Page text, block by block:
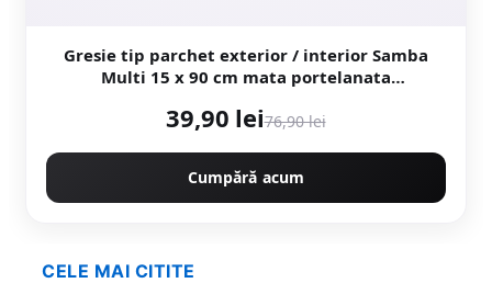
Gresie tip parchet exterior / interior Samba
Multi 15 x 90 cm mata portelanata
39,90 lei76,90 lei
Cumpără acum
CELE MAI CITITE